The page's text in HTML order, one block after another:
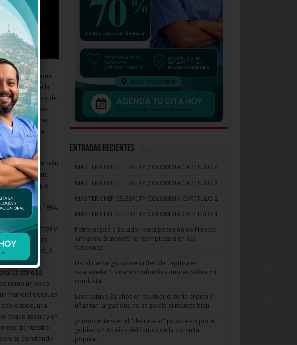
deportistas que
en hechos de la
sus amoríos y de
una serie que
alcanzar su
a toda una
Rincón e Iván
que los sigue
que
pasar los
de Fútbol de 1994.
que triunfos y
en todos los
cambio. A
grupo de
La serie La
como un poco
mundial despues
todo, una
toque-toque y en
de nuestro
si, concitando
Entradas recientes
MASTER CHEF CELEBRITY COLOMBIA CAPITULO 4
MASTER CHEF CELEBRITY COLOMBIA CAPITULO 3
MASTER CHEF CELEBRITY COLOMBIA CAPITULO 2
MASTER CHEF CELEBRITY COLOMBIA CAPITULO 1
Petro viajará a Ecuador para posesión de Noboa:
Armando Benedetti lo reemplazará en sus
funciones
Fiscal Camargo sobre orden de captura en
Guatemala: “Es dañino infundir rumores sobre mi
conducta”
Lora estuvo 32 años en cautiverio: tenía el pico y
uñas tan largas que no se podía alimentar bien
¿Cómo entender el “decretazo” propuesto por el
gobierno? Análisis del futuro de la consulta
popular